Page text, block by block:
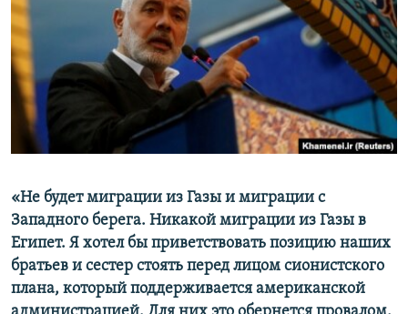
«Не будет миграции из Газы и миграции с
Западного берега. Никакой миграции из Газы в
Египет. Я хотел бы приветствовать позицию наших
братьев и сестер стоять перед лицом сионистского
плана, который поддерживается американской